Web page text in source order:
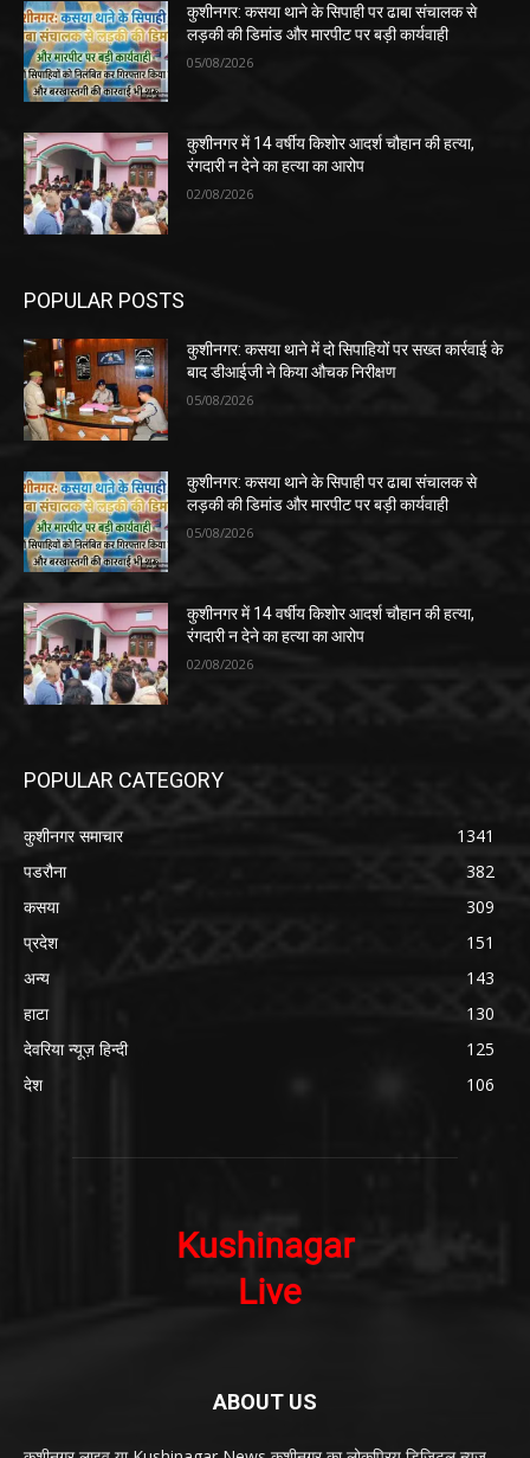
कुशीनगर: कसया थाने के सिपाही पर ढाबा संचालक से
लड़की की डिमांड और मारपीट पर बड़ी कार्यवाही
05/08/2026
कुशीनगर में 14 वर्षीय किशोर आदर्श चौहान की हत्या,
रंगदारी न देने का हत्या का आरोप
02/08/2026
POPULAR POSTS
कुशीनगर: कसया थाने में दो सिपाहियों पर सख्त कार्रवाई के
बाद डीआईजी ने किया औचक निरीक्षण
05/08/2026
कुशीनगर: कसया थाने के सिपाही पर ढाबा संचालक से
लड़की की डिमांड और मारपीट पर बड़ी कार्यवाही
05/08/2026
कुशीनगर में 14 वर्षीय किशोर आदर्श चौहान की हत्या,
रंगदारी न देने का हत्या का आरोप
02/08/2026
POPULAR CATEGORY
कुशीनगर समाचार
1341
पडरौना
382
कसया
309
प्रदेश
151
अन्य
143
हाटा
130
देवरिया न्यूज़ हिन्दी
125
देश
106
ABOUT US